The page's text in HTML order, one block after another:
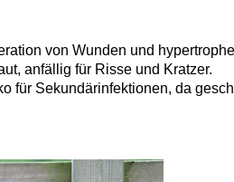
von Wunden und
anfällig für Risse und Kratzer.
für Sekundärinfektionen, da